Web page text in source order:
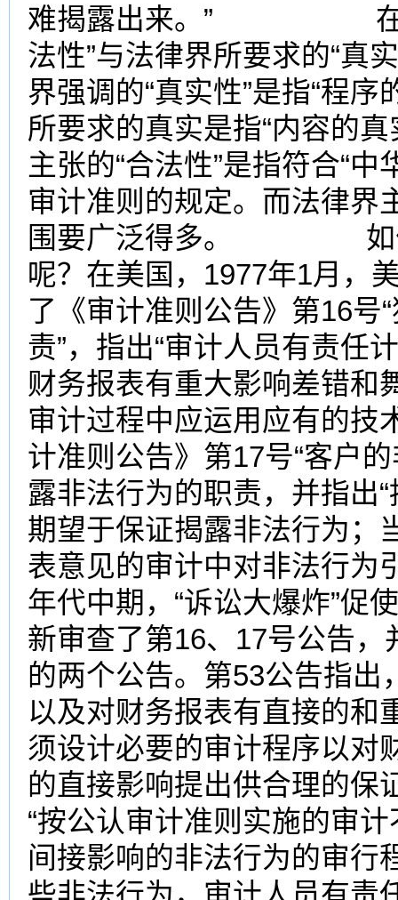
难揭露出来。” 在审计
法性”与法律界所要求的“真
界强调的“真实性”是指“程序
所要求的真实是指“内容的
主张的“合法性”是指符合“
审计准则的规定。而法律界
围要广泛得多。 如何
呢？在美国，1977年1月，
了《审计准则公告》第16号
责”，指出“审计人员有责任
财务报表有重大影响差错和
审计过程中应运用应有的技
计准则公告》第17号“客户
露非法行为的职责，并指出
期望于保证揭露非法行为；
表意见的审计中对非法
年代中期，“诉讼大爆炸”促
新审查了第16、17号公告
的两个公告。第53公告指出
以及对财务报表有直接的和
须设计必要的审计程序以对
的直接影响提出供合理
“按公认审计准则实施的审
间接影响的非法行为的审行